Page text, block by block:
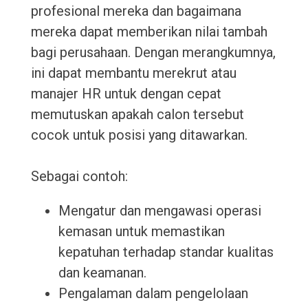
profesional mereka dan bagaimana
mereka dapat memberikan nilai tambah
bagi perusahaan. Dengan merangkumnya,
ini dapat membantu merekrut atau
manajer HR untuk dengan cepat
memutuskan apakah calon tersebut
cocok untuk posisi yang ditawarkan.
Sebagai contoh:
Mengatur dan mengawasi operasi
kemasan untuk memastikan
kepatuhan terhadap standar kualitas
dan keamanan.
Pengalaman dalam pengelolaan